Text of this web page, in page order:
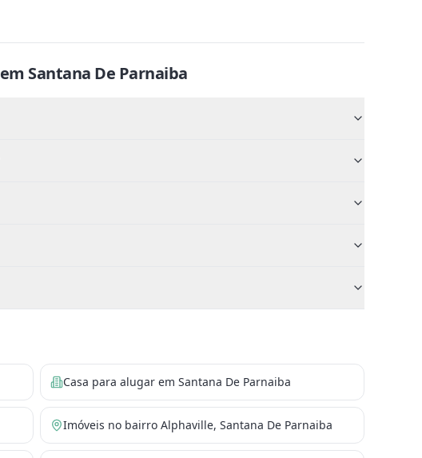
em Santana De Parnaiba
Casa para alugar em Santana De Parnaiba
Imóveis no bairro Alphaville, Santana De Parnaiba